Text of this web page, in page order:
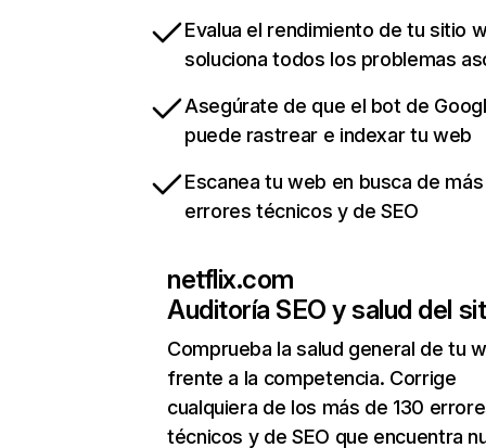
Evalua el rendimiento de tu sitio
soluciona todos los problemas
Asegúrate de que el bot de
puede rastrear e indexar tu web
Escanea tu web en busca de
errores técnicos y de SEO
netflix.com
Auditoría SEO y salud del
Comprueba la salud general de tu
frente a la competencia. Corrige
cualquiera de los más de 130
técnicos y de SEO que encuentra